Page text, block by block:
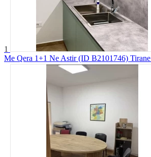
1
Me Qera 1+1 Ne Astir (ID B2101746) Tirane